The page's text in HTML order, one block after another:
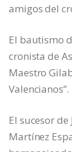
amigos del
El bautismo
cronista de
Maestro
Valencianos”.
El sucesor de
Martínez